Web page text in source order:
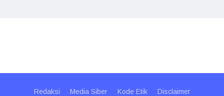
Redaksi Media Siber Kode Etik Disclaimer